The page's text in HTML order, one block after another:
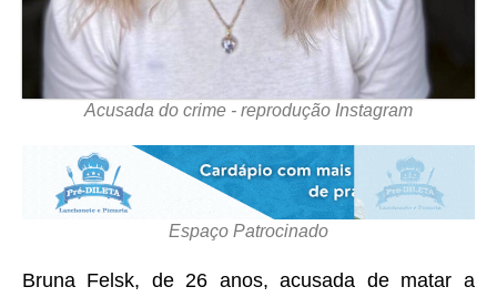
Acusada do crime - reprodução Instagram
Espaço Patrocinado
Bruna Felsk, de 26 anos, acusada de matar a